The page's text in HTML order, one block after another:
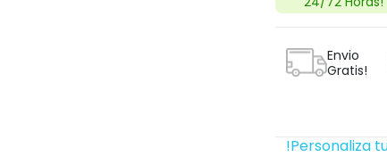
Envio
Gratis!
!Personaliza